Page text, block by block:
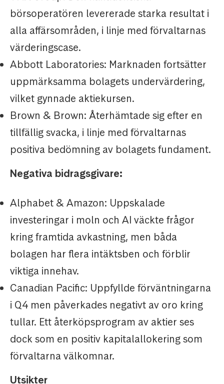
börsoperatören levererade starka resultat i
alla affärsområden, i linje med förvaltarnas
värderingscase.
Abbott Laboratories: Marknaden fortsätter
uppmärksamma bolagets undervärdering,
vilket gynnade aktiekursen.
Brown & Brown: Återhämtade sig efter en
tillfällig svacka, i linje med förvaltarnas
positiva bedömning av bolagets fundament.
Negativa bidragsgivare:
Alphabet & Amazon: Uppskalade
investeringar i moln och AI väckte frågor
kring framtida avkastning, men båda
bolagen har flera intäktsben och förblir
viktiga innehav.
Canadian Pacific: Uppfyllde förväntningarna
i Q4 men påverkades negativt av oro kring
tullar. Ett återköpsprogram av aktier ses
dock som en positiv kapitalallokering som
förvaltarna välkomnar.
Utsikter